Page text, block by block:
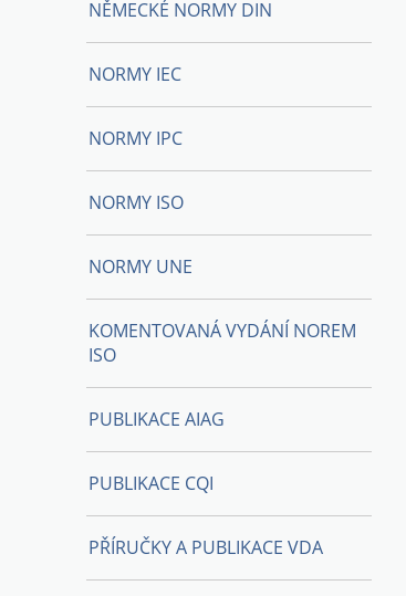
NĚMECKÉ NORMY DIN
NORMY IEC
NORMY IPC
NORMY ISO
NORMY UNE
KOMENTOVANÁ VYDÁNÍ NOREM
ISO
PUBLIKACE AIAG
PUBLIKACE CQI
PŘÍRUČKY A PUBLIKACE VDA